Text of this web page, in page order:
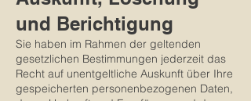
und Berichtigung
Sie haben im Rahmen der geltenden
gesetzlichen Bestimmungen jederzeit das
Recht auf unentgeltliche Auskunft über Ihre
gespeicherten personenbezogenen Daten,